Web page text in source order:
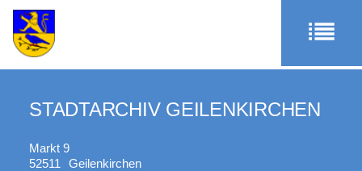
STADTARCHIV GEILENKIRCHEN
Markt 9
52511
Geilenkirchen